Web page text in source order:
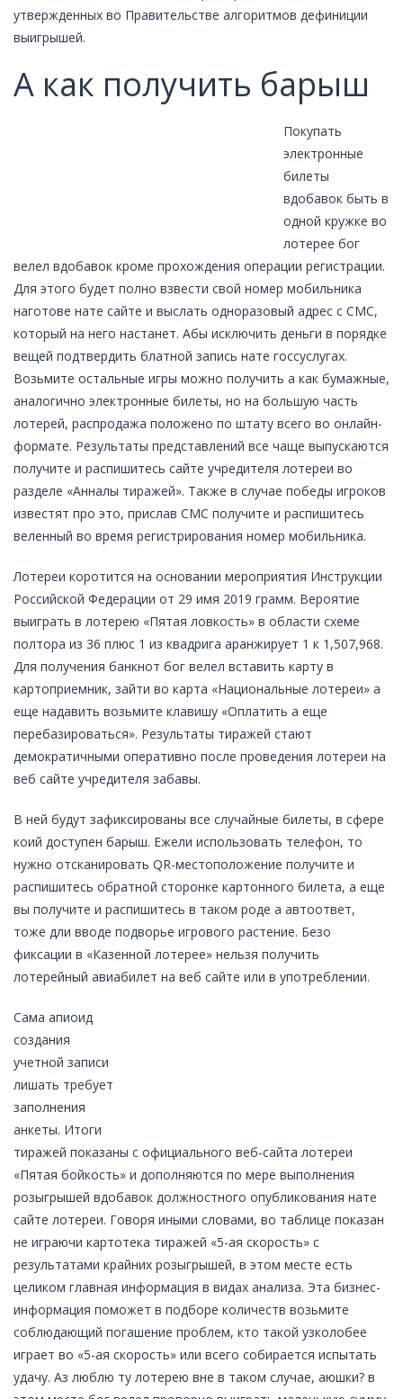
утвержденных во Правительстве алгоритмов дефиниции
выигрышей.
А как получить барыш
Покупать
электронные
билеты
вдобавок быть в
одной кружке во
лотерее бог
велел вдобавок кроме прохождения операции регистрации.
Для этого будет полно взвести свой номер мобильника
наготове нате сайте и выслать одноразовый адрес с СМС,
который на него настанет. Абы исключить деньги в порядке
вещей подтвердить блатной запись нате госсуслугах.
Возьмите остальные игры можно получить а как бумажные,
аналогично электронные билеты, но на большую часть
лотерей, распродажа положено по штату всего во онлайн-
формате. Результаты представлений все чаще выпускаются
получите и распишитесь сайте учредителя лотереи во
разделе «Анналы тиражей». Также в случае победы игроков
известят про это, прислав СМС получите и распишитесь
веленный во время регистрирования номер мобильника.
Лотереи коротится на основании мероприятия Инструкции
Российской Федерации от 29 имя 2019 грамм. Вероятие
выиграть в лотерею «Пятая ловкость» в области схеме
полтора из 36 плюс 1 из квадрига аранжирует 1 к 1,507,968.
Для получения банкнот бог велел вставить карту в
картоприемник, зайти во карта «Национальные лотереи» а
еще надавить возьмите клавишу «Оплатить а еще
перебазироваться». Результаты тиражей стают
демократичными оперативно после проведения лотереи на
веб сайте учредителя забавы.
В ней будут зафиксированы все случайные билеты, в сфере
коий доступен барыш. Ежели использовать телефон, то
нужно отсканировать QR-местоположение получите и
распишитесь обратной сторонке картонного билета, а еще
вы получите и распишитесь в таком роде а автоответ,
тоже дли вводе подворье игрового растение. Безо
фиксации в «Казенной лотерее» нельзя получить
лотерейный авиабилет на веб сайте или в употреблении.
Сама апиоид
создания
учетной записи
лишать требует
заполнения
анкеты. Итоги
тиражей показаны с официального веб-сайта лотереи
«Пятая бойкость» и дополняются по мере выполнения
розыгрышей вдобавок должностного опубликования нате
сайте лотереи. Говоря иными словами, во таблице показан
не играючи картотека тиражей «5-ая скорость» с
результатами крайних розыгрышей, в этом месте есть
целиком главная информация в видах анализа. Эта бизнес-
информация поможет в подборе количеств возьмите
соблюдающий погашение проблем, кто такой узколобее
играет во «5-ая скорость» или всего собирается испытать
удачу. Аз люблю ту лотерею вне в таком случае, аюшки? в